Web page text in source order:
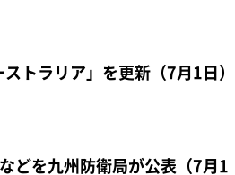
トラリア」を更新（7月1日）
どを九州防衛局が公表（7月1